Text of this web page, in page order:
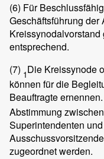
(6) Für
Geschäftsführung der
entsprechend.
(7) 1Die Kreissynode
können für die
Beauftragte ernennen.
Abstimmung
Superintendenten
zugeordnet werden.